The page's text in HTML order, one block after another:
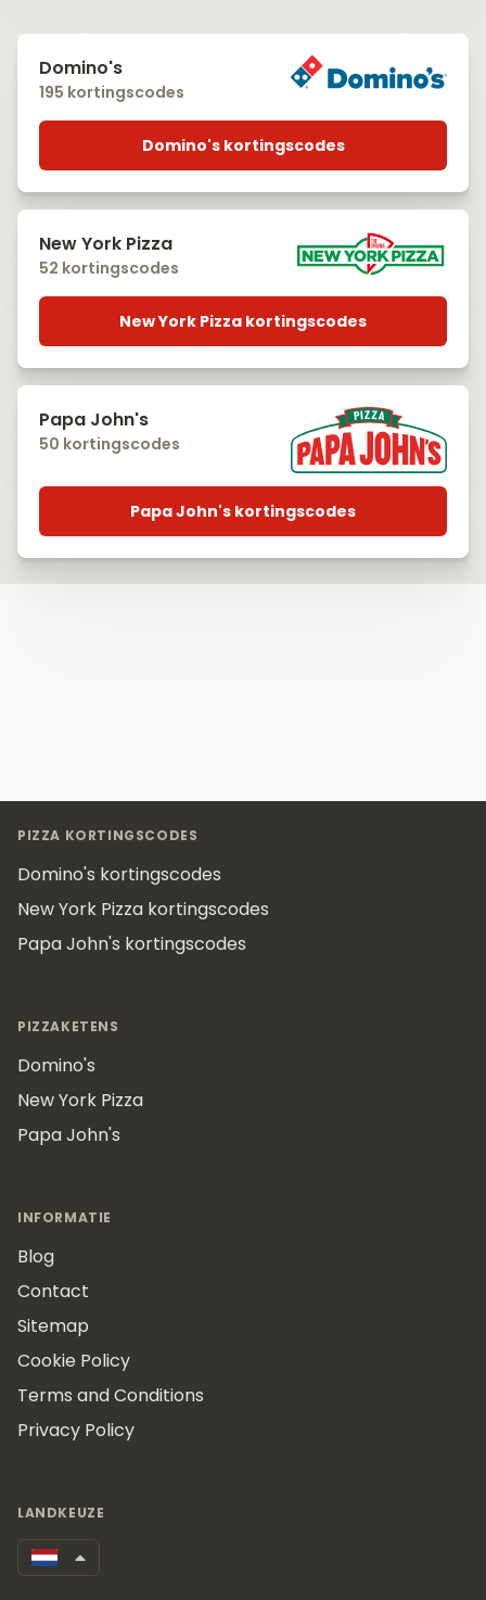
Domino's
195 kortingscodes
Domino's kortingscodes
New York Pizza
52 kortingscodes
New York Pizza kortingscodes
Papa John's
50 kortingscodes
Papa John's kortingscodes
PIZZA KORTINGSCODES
Domino's kortingscodes
New York Pizza kortingscodes
Papa John's kortingscodes
PIZZAKETENS
Domino's
New York Pizza
Papa John's
INFORMATIE
Blog
Contact
Sitemap
Cookie Policy
Terms and Conditions
Privacy Policy
LANDKEUZE